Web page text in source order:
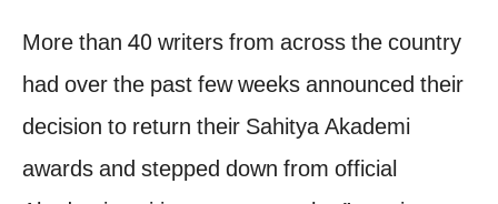
More than 40 writers from across the country
had over the past few weeks announced their
decision to return their Sahitya Akademi
awards and stepped down from official